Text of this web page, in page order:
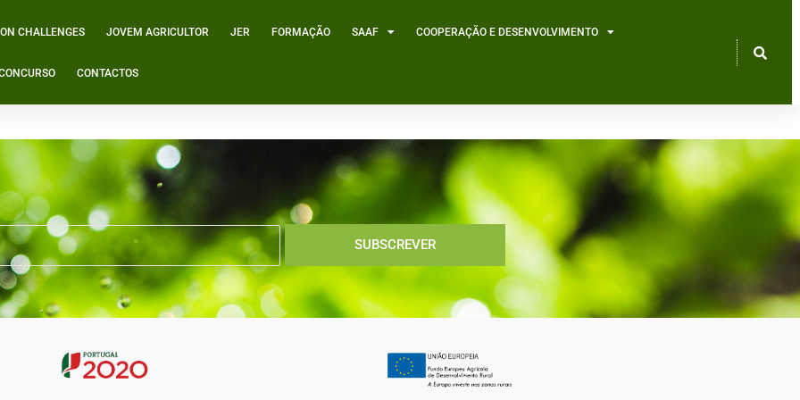
CHALLENGES JOVEM AGRICULTOR JER FORMAÇÃO SAAF COOPERAÇÃO E DESENVOLVIMENTO
CONTACTOS
SUBSCREVER